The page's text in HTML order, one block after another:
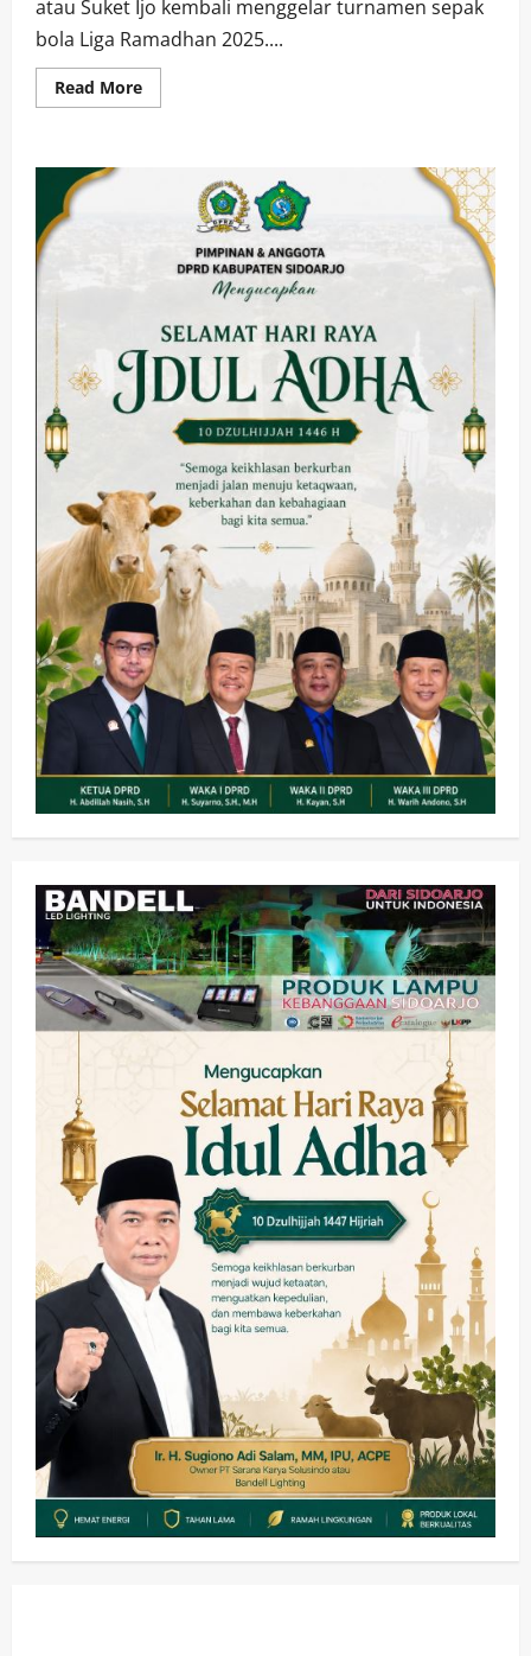
atau Suket Ijo kembali menggelar turnamen sepak
bola Liga Ramadhan 2025....
Read MoreRead
more
Sidoarjo,
Turnamen
Sepakbola
Klopo
Setiap
Tahun
2
Ubah Lahan Tidur Jadi Cuan: Wabup
Sidoarjo Apresiasi Inovasi Teh Daun
Kumis Kucing Produk Anggota TNI AL
wartanusa 8 Agustus 2026
Kesehatan Pembangunan
Pemerintahan
PANAS! Kalah Tender Proyek RSUD
Sibar Rp 9,9 M, Beranikah CV Tiga
Anugerah Utama Pertaruhkan
Jaminan Rp 100 Juta?
wartanusa 5 Agustus 2026
4
Olahraga
Adu Taktik di Atas Rumput Sintetis:
PWI dan Sapma PP Sidoarjo
Memanaskan Mesin Menuju Piala
Soccer
wartanusa 5 Agustus 2026
5
Ekonomi Hiburan Pemerintahan
HOT NEWS: Ribuan Warga Wage
Tumplek Blek di Bazar Rakyat Jalan
Jambu, Borong Kuliner UMKM Sambil
Nonton Jaranan!
wartanusa 4 Agustus 2026
Kesehatan Pembangunan
Pemerintahan
Sanggah Banding Gugur Tanpa
Jaminan, PT Dehan Maulana Perkasa
Resmi Sabet Proyek RSUD Sibar Rp